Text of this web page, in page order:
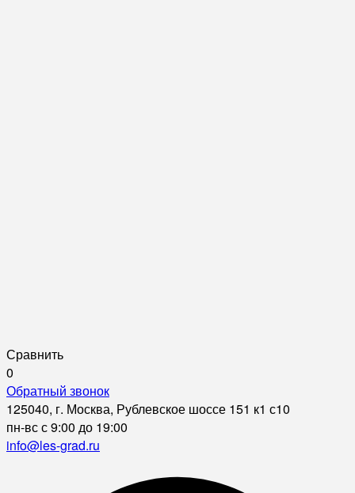
Сравнить
0
Обратный звонок
125040, г. Москва, Рублевское шоссе 151 к1 с10
пн-вс с 9:00 до 19:00
info@les-grad.ru